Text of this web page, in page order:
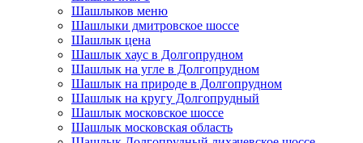
Шашлыков меню
Шашлыки дмитровское шоссе
Шашлык цена
Шашлык хаус в Долгопрудном
Шашлык на угле в Долгопрудном
Шашлык на природе в Долгопрудном
Шашлык на кругу Долгопрудный
Шашлык московское шоссе
Шашлык московская область